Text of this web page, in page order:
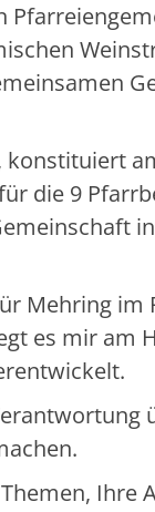
konstituiert
die 9
Mehring
es mir am
Ihre